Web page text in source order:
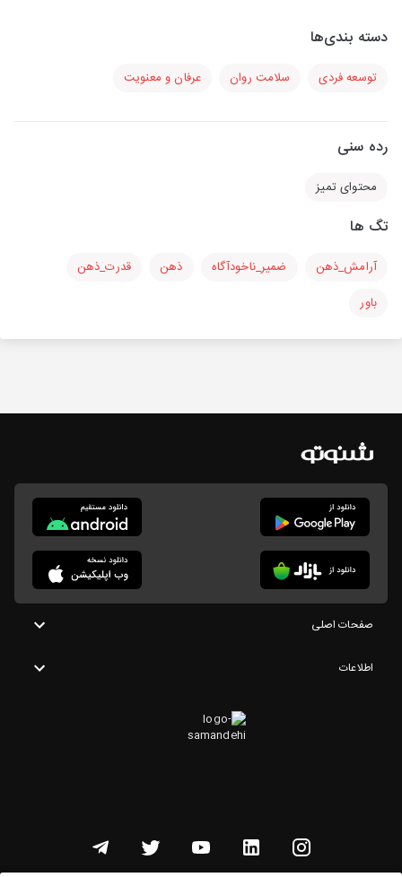
دسته بندی‌ها
توسعه فردی سلامت روان عرفان و معنویت
رده سنی
محتوای تمیز
تگ ها
آرامش_ذهن ضمیر_ناخودآگاه ذهن
قدرت_ذهن
باور
صفحات اصلی
اطلاعات